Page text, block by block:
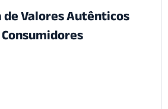
Valores Autênticos